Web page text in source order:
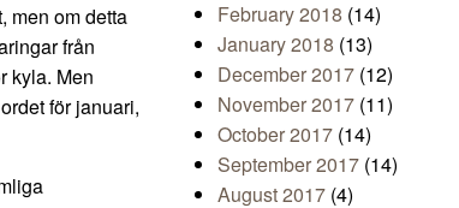
men om detta
från
kyla. Men
för januari,
February 2018 (14)
January 2018 (13)
December 2017 (12)
November 2017 (11)
October 2017 (14)
September 2017 (14)
August 2017 (4)